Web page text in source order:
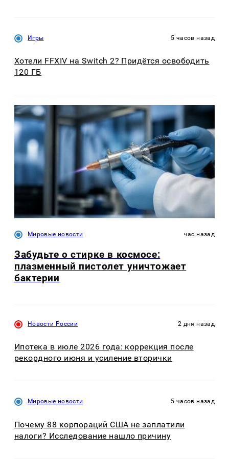
Игры 5 часов назад
Хотели FFXIV на Switch 2? Придётся освободить
120 ГБ
Мировые новости час назад
Забудьте о стирке в космосе:
плазменный пистолет уничтожает
бактерии
Новости России 2 дня назад
Ипотека в июле 2026 года: коррекция после
рекордного июня и усиление вторички
Мировые новости 5 часов назад
Почему 88 корпораций США не заплатили
налоги? Исследование нашло причину